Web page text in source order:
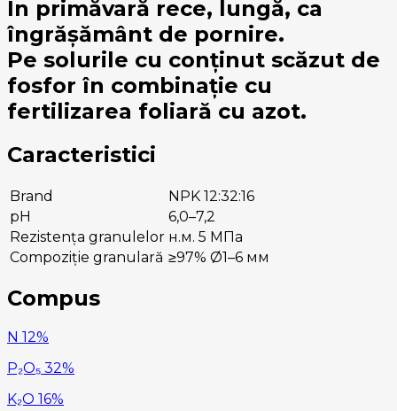
În primăvară rece, lungă, ca
îngrășământ de pornire.
Pe solurile cu conținut scăzut de
fosfor în combinație cu
fertilizarea foliară cu azot.
Caracteristici
Brand
NPK 12:32:16
pH
6,0–7,2
Rezistența granulelor н.м. 5 МПа
Compoziție granulară ≥97% Ø1–6 мм
Compus
N 12%
P₂O₅ 32%
K₂O 16%